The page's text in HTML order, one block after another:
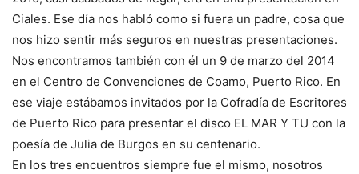
Ciales. Ese día nos habló como si fuera un padre, cosa que
nos hizo sentir más seguros en nuestras presentaciones.
Nos encontramos también con él un 9 de marzo del 2014
en el Centro de Convenciones de Coamo, Puerto Rico. En
ese viaje estábamos invitados por la Cofradía de Escritores
de Puerto Rico para presentar el disco EL MAR Y TU con la
poesía de Julia de Burgos en su centenario.
En los tres encuentros siempre fue el mismo, nosotros